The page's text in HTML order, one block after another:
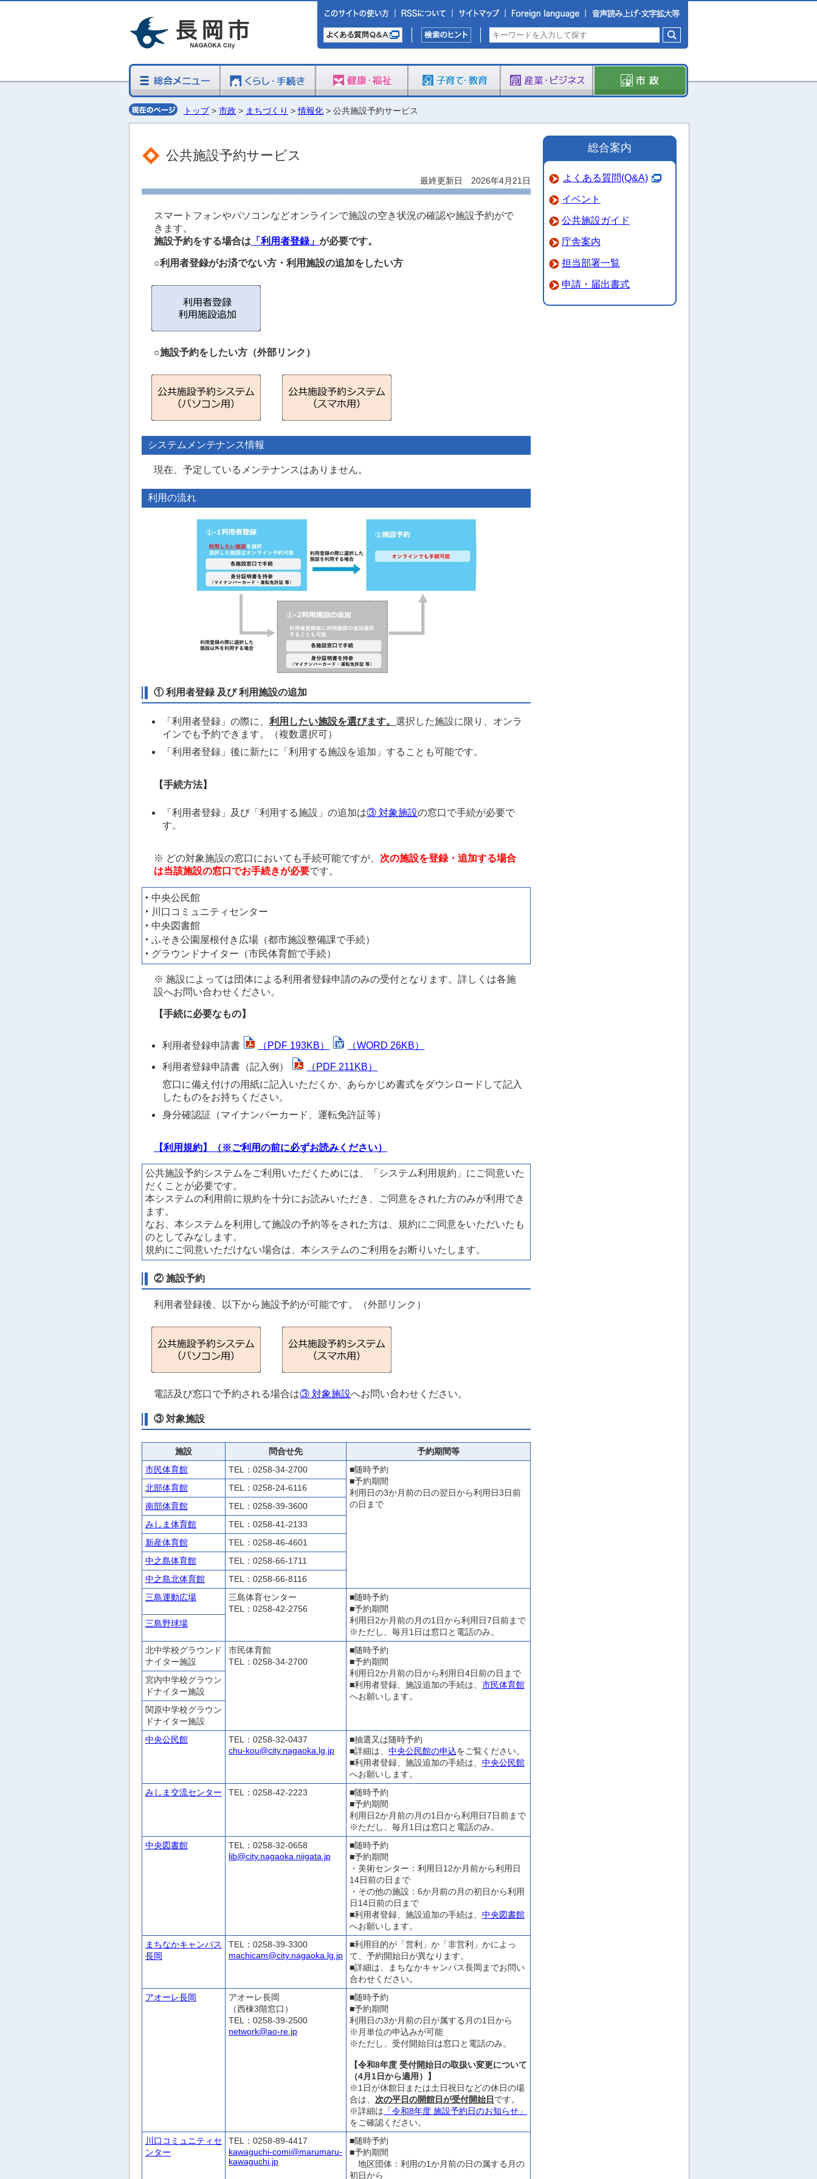
トップ> 市政 > まちづくり >情報化 > 公共施設予約サービス
公共施設予約サービス
最終更新日 2026年4月21日
スマートフォンやパソコンなどオンラインで施設の空き状況の確認や施設予約がで
きます。
施設予約をする場合は 「利用者登録」 が必要です。
○利用者登録がお済でない方・利用施設の追加をしたい方
○施設予約をしたい方（外部リンク）
システムメンテナンス情報
現在、予定しているメンテナンスはありません。
利用の流れ
① 利用者登録 及び 利用施設の追加
「利用者登録」の際に、利用したい施設を選びます。選択した施設に限り、オンラ
インでも予約できます。（複数選択可）
「利用者登録」後に新たに「利用する施設を追加」することも可能です。
【手続方法】
「利用者登録」及び「利用する施設」の追加は③ 対象施設の窓口で手続が必要で
す。
※ どの対象施設の窓口においても手続可能ですが、 次の施設を登録・追加する場合
は当該施設の窓口でお手続きが必要です。
‣ 中央公民館
‣ 川口コミュニティセンター
‣ 中央図書館
‣ ふそき公園屋根付き広場（都市施設整備課で手続）
‣ グラウンドナイター（市民体育館で手続）
※ 施設によっては団体による利用者登録申請のみの受付となります。詳しくは各施
設へお問い合わせください。
【手続に必要なもの】
利用者登録申請書 （PDF 193KB） （WORD 26KB）
利用者登録申請書（記入例）
（PDF 211KB）
窓口に備え付けの用紙に記入いただくか、あらかじめ書式をダウンロードして記入
したものをお持ちください。
身分確認証（マイナンバーカード、運転免許証等）
【利用規約】（※ご利用の前に必ずお読みください）
公共施設予約システムをご利用いただくためには、「システム利用規約」にご同意いた
だくことが必要です。
本システムの利用前に規約を十分にお読みいただき、ご同意をされた方のみが利用でき
ます。
なお、本システムを利用して施設の予約等をされた方は、規約にご同意をいただいたも
のとしてみなします。
規約にご同意いただけない場合は、本システムのご利用をお断りいたします。
② 施設予約
利用者登録後、以下から施設予約が可能です。（外部リンク）
電話及び窓口で予約される場合は③ 対象施設へお問い合わせください。
③ 対象施設
施設 問合せ先
予約期間等
市民体育館
TEL：0258-34-2700
■随時予約
■予約期間
利用日の3か月前の日の翌日から利用日3日前
の日まで
北部体育館
TEL：0258-24-6116
南部体育館
TEL：0258-39-3600
みしま体育館
TEL：0258-41-2133
新産体育館
TEL：0258-46-4601
中之島体育館
TEL：0258-66-1711
中之島北体育館
TEL：0258-66-8116
三島運動広場
三島体育センター
TEL：0258-42-2756
■随時予約
■予約期間
利用日2か月前の月の1日から利用日7日前まで
※ただし、毎月1日は窓口と電話のみ。
三島野球場
北中学校グラウンド
ナイター施設
市民体育館
TEL：0258-34-2700
■随時予約
■予約期間
利用日2か月前の日から利用日4日前の日まで
■利用者登録、施設追加の手続は、 市民体育館
へお願いします。
宮内中学校グラウン
ドナイター施設
関原中学校グラウン
ドナイター施設
中央公民館
TEL：0258-32-0437
chu-kou@city.nagaoka.lg.jp
■抽選又は随時予約
■詳細は、 中央公民館の申込をご覧ください。
■利用者登録、施設追加の手続は、 中央公民館
へお願いします。
みしま交流センター
TEL：0258-42-2223
■随時予約
■予約期間
利用日2か月前の月の1日から利用日7日前まで
※ただし、毎月1日は窓口と電話のみ。
中央図書館
TEL：0258-32-0658
lib@city.nagaoka.niigata.jp
■随時予約
■予約期間
・美術センター：利用日12か月前から利用日
14日前の日まで
・その他の施設：6か月前の月の初日から利用
日14日前の日まで
■利用者登録、施設追加の手続は、 中央図書館
へお願いします。
まちなかキャンパス
長岡
TEL：0258-39-3300
machicam@city.nagaoka.lg.jp
■利用目的が「営利」か「非営利」かによっ
て、予約開始日が異なります。
■詳細は、まちなかキャンパス長岡までお問い
合わせください。
アオーレ長岡
アオーレ長岡
（西棟3階窓口）
TEL：0258-39-2500
network@ao-re.jp
■随時予約
■予約期間
利用日の3か月前の日が属する月の1日から
※月単位の申込みが可能
※ただし、受付開始日は窓口と電話のみ。
【令和8年度 受付開始日の取扱い変更について
（4月1日から適用）】
※1日が休館日または土日祝日などの休日の場
合は、 次の平日の開館日が受付開始日 です。
※詳細は 「令和8年度 施設予約日のお知らせ」
をご確認ください。
川口コミュニティセ
ンター
TEL：0258-89-4417
kawaguchi-comi@marumaru-
kawaguchi.jp
■随時予約
■予約期間
地区団体：利用の1か月前の日の属する月の
初日から
総合案内
よくある質問(Q&A)
イベント
公共施設ガイド
庁舎案内
担当部署一覧
申請・届出書式